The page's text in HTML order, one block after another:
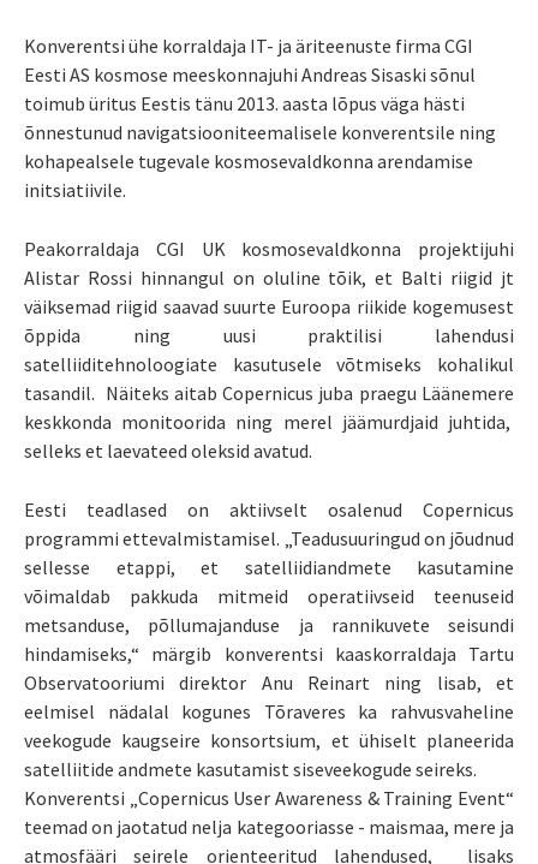
Konverentsi ühe korraldaja IT- ja äriteenuste firma CGI
Eesti AS kosmose meeskonnajuhi Andreas Sisaski sõnul
toimub üritus Eestis tänu 2013. aasta lõpus väga hästi
õnnestunud navigatsiooniteemalisele konverentsile ning
kohapealsele tugevale kosmosevaldkonna arendamise
initsiatiivile.
Peakorraldaja CGI UK kosmosevaldkonna projektijuhi
Alistar Rossi hinnangul on oluline tõik, et Balti riigid jt
väiksemad riigid saavad suurte Euroopa riikide kogemusest
õppida ning uusi praktilisi lahendusi
satelliiditehnoloogiate kasutusele võtmiseks kohalikul
tasandil. Näiteks aitab Copernicus juba praegu Läänemere
keskkonda monitoorida ning merel jäämurdjaid juhtida,
selleks et laevateed oleksid avatud.
Eesti teadlased on aktiivselt osalenud Copernicus
programmi ettevalmistamisel. „Teadusuuringud on jõudnud
sellesse etappi, et satelliidiandmete kasutamine
võimaldab pakkuda mitmeid operatiivseid teenuseid
metsanduse, põllumajanduse ja rannikuvete seisundi
hindamiseks,“ märgib konverentsi kaaskorraldaja Tartu
Observatooriumi direktor Anu Reinart ning lisab, et
eelmisel nädalal kogunes Tõraveres ka rahvusvaheline
veekogude kaugseire konsortsium, et ühiselt planeerida
satelliitide andmete kasutamist siseveekogude seireks.
Konverentsi „Copernicus User Awareness & Training Event“
teemad on jaotatud nelja kategooriasse - maismaa, mere ja
atmosfääri seirele orienteeritud lahendused, lisaks